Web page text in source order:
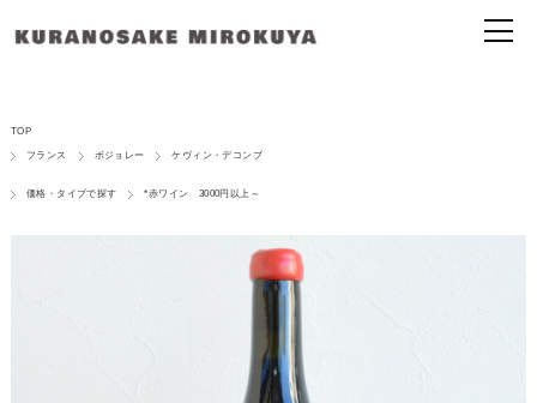
TOP
フランス ボジョレー ケヴィン・デコンブ
価格・タイプで探す *赤ワイン 3000円以上～